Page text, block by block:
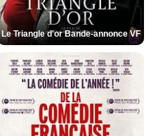
Le Triangle d'or Bande-annonce VF